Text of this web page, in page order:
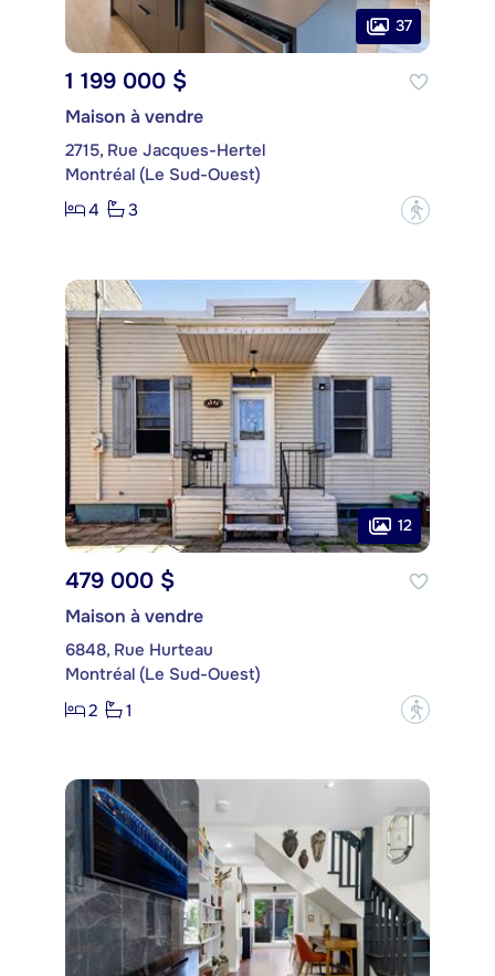
37
1 199 000 $
Maison à vendre
2715, Rue Jacques-Hertel
Montréal (Le Sud-Ouest)
4
3 ?
12
479 000 $
Maison à vendre
6848, Rue Hurteau
Montréal (Le Sud-Ouest)
2
1 ?